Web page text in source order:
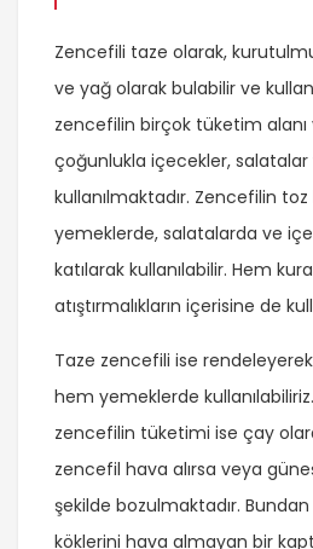
Zencefili taze olarak,
ve yağ olarak bulabilir ve
zencefilin birçok tüketim alanı
çoğunlukla içecekler,
kullanılmaktadır. Zencefilin
yemeklerde, salatalarda ve
katılarak kullanılabilir. Hem
atıştırmalıkların içerisine de
Taze zencefili ise
hem yemeklerde
zencefilin tüketimi ise çay
zencefil hava alırsa veya
şekilde bozulmaktadır.
köklerini hava almayan bir